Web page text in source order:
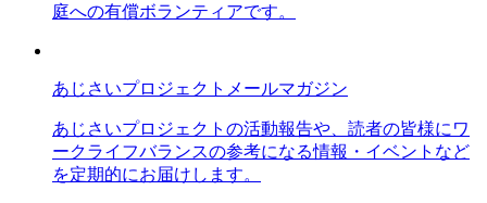
庭への有償ボランティアです。
あじさいプロジェクトメールマガジン
あじさいプロジェクトの活動報告や、読者の皆様にワ
ークライフバランスの参考になる情報・イベントなど
を定期的にお届けします。